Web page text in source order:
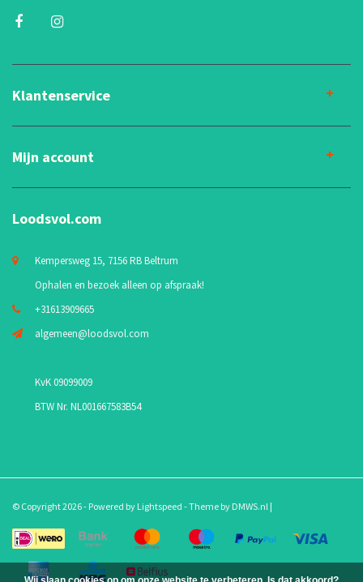
Klantenservice
Mijn account
Loodsvol.com
Kempersweg 15, 7156 RB Beltrum
Ophalen en bezoek alleen op afspraak!
+31613909665
algemeen@loodsvol.com
KvK 09099009
BTW Nr. NL001667583B54
© Copyright 2026 - Powered by Lightspeed - Theme by DMWS.nl |